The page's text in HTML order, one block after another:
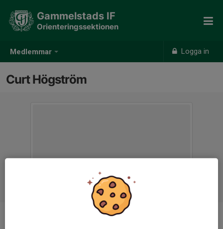
Medlemmar Logga in
Gammelstads IF
Orienteringssektionen
Curt Högström